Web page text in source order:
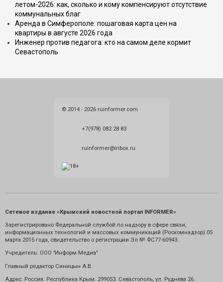
летом-2026: как, сколько и кому компенсируют отсутствие
коммунальных благ
Аренда в Симферополе: пошаговая карта цен на
квартиры в августе 2026 года
Инженер против педагога: кто на самом деле кормит
Севастополь
© 2014 - 2026 ruinformer.com
+7(978) 082 28 83
ruinformer@inbox.ru
Сетевое издание «Крымский новостной портал INFORMER»
Зарегистрировано Федеральной службой по надзору в сфере связи,
информационных технологий и массовых коммуникаций (Роскомнадзор) 05
марта 2015 года, свидетельство о регистрации Эл № ФС77-60943.
Учредитель: ООО "Информ Медиа"
Главный редактор Синицын А.В.
Адрес: Россия. Республика Крым. 299053. Севастополь, ул. Руднева 26.